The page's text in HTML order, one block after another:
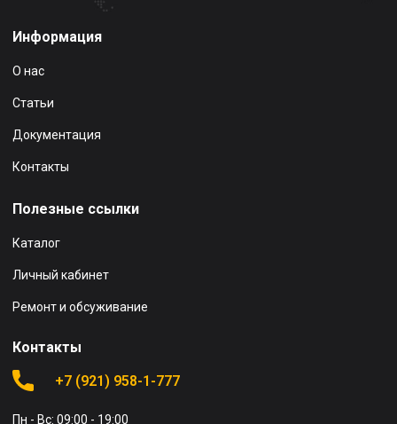
Информация
О нас
Статьи
Документация
Контакты
Полезные ссылки
Каталог
Личный кабинет
Ремонт и обсуживание
Контакты
+7 (921) 958-1-777
Пн - Вс: 09:00 - 19:00